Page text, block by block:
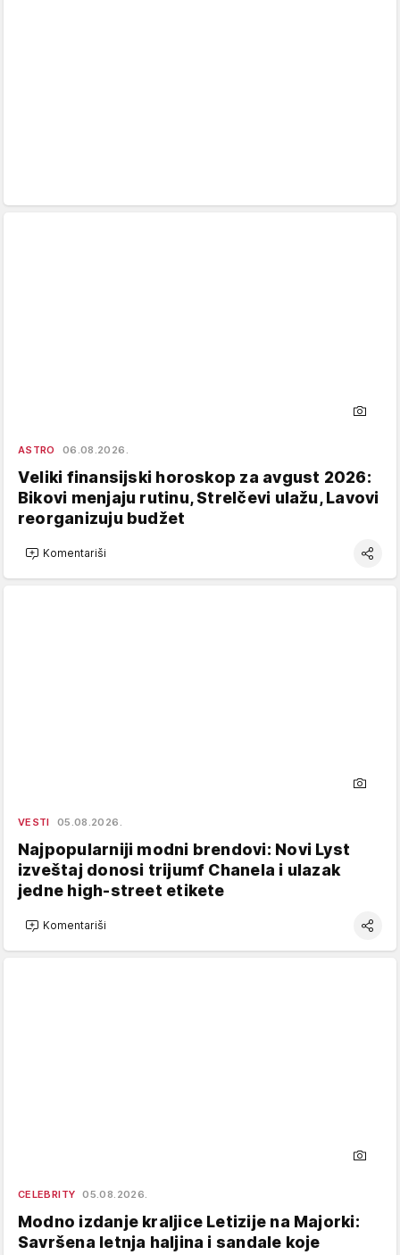
ASTRO 06.08.2026.
Veliki finansijski horoskop za avgust 2026:
Bikovi menjaju rutinu, Strelčevi ulažu, Lavovi
reorganizuju budžet
Komentariši
VESTI 05.08.2026.
Najpopularniji modni brendovi: Novi Lyst
izveštaj donosi trijumf Chanela i ulazak
jedne high-street etikete
Komentariši
CELEBRITY 05.08.2026.
Modno izdanje kraljice Letizije na Majorki:
Savršena letnja haljina i sandale koje